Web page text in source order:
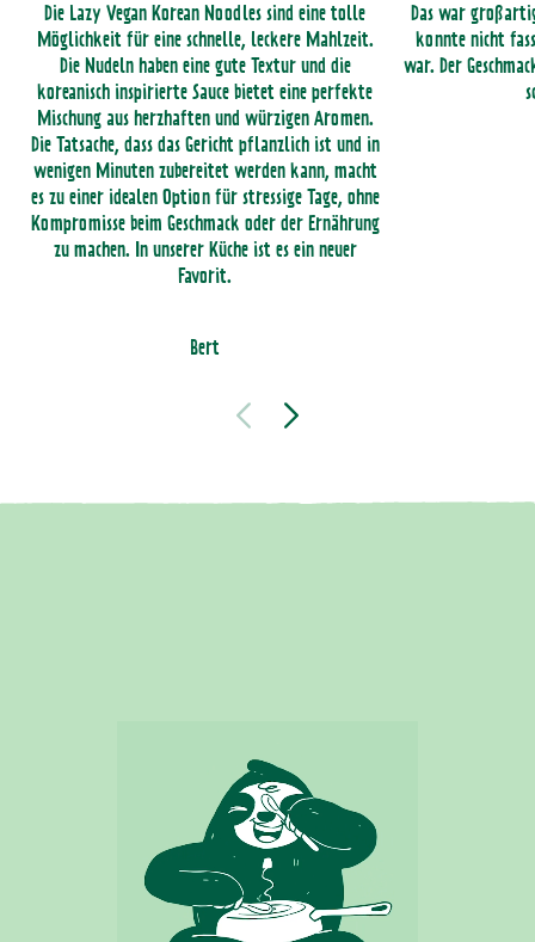
Die Lazy Vegan Korean Noodles sind eine tolle
Möglichkeit für eine schnelle, leckere Mahlzeit.
Die Nudeln haben eine gute Textur und die
koreanisch inspirierte Sauce bietet eine perfekte
Mischung aus herzhaften und würzigen Aromen.
Die Tatsache, dass das Gericht pflanzlich ist und in
wenigen Minuten zubereitet werden kann, macht
es zu einer idealen Option für stressige Tage, ohne
Kompromisse beim Geschmack oder der Ernährung
zu machen. In unserer Küche ist es ein neuer
Favorit.
Bert
Das war
konnte nicht
war. Der